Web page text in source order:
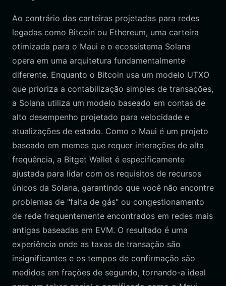
Ao contrário das carteiras projetadas para redes
legadas como Bitcoin ou Ethereum, uma carteira
otimizada para o Maui e o ecossistema Solana
opera em uma arquitetura fundamentalmente
diferente. Enquanto o Bitcoin usa um modelo UTXO
que prioriza a contabilização simples de transações,
a Solana utiliza um modelo baseado em contas de
alto desempenho projetado para velocidade e
atualizações de estado. Como o Maui é um projeto
baseado em memes que requer interações de alta
frequência, a Bitget Wallet é especificamente
ajustada para lidar com os requisitos de recursos
únicos da Solana, garantindo que você não encontre
problemas de "falta de gás" ou congestionamento
de rede frequentemente encontrados em redes mais
antigas baseadas em EVM. O resultado é uma
experiência onde as taxas de transação são
insignificantes e os tempos de confirmação são
medidos em frações de segundo, tornando-a ideal